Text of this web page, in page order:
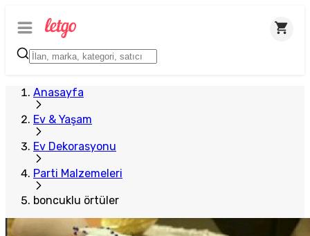
Anasayfa
Ev & Yaşam
Ev Dekorasyonu
Parti Malzemeleri
boncuklu örtüler